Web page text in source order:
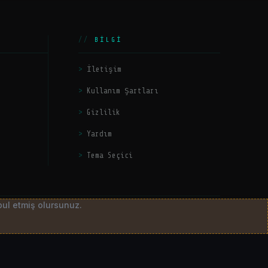
BILGI
İletişim
Kullanım Şartları
Gizlilik
Yardım
Tema Seçici
etmiş olursunuz.